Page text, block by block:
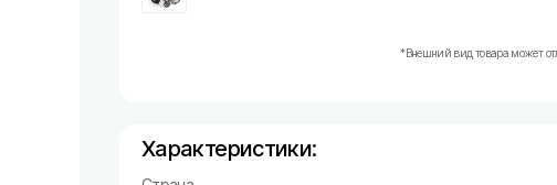
*Внешний вид товара может
Характеристики: